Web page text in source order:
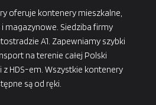
oferuje kontenery mieszkalne,
magazynowe. Siedziba firmy
A1. Zapewniamy szybki
na terenie całej Polski
z HDS-em. Wszystkie kontenery
są od ręki.